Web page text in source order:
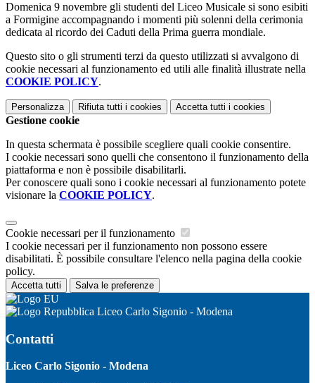
Domenica 9 novembre gli studenti del Liceo Musicale si sono esibiti
a Formigine accompagnando i momenti più solenni della cerimonia
dedicata al ricordo dei Caduti della Prima guerra mondiale.
Questo sito o gli strumenti terzi da questo utilizzati si avvalgono di
cookie necessari al funzionamento ed utili alle finalità illustrate nella
COOKIE POLICY.
Personalizza Rifiuta tutti i cookies Accetta tutti i cookies
Gestione cookie
In questa schermata è possibile scegliere quali cookie consentire.
I cookie necessari sono quelli che consentono il funzionamento della
piattaforma e non è possibile disabilitarli.
Per conoscere quali sono i cookie necessari al funzionamento potete
visionare la COOKIE POLICY.
Cookie necessari per il funzionamento
I cookie necessari per il funzionamento non possono essere
disabilitati. È possibile consultare l'elenco nella pagina della cookie
policy.
Accetta tutti Salva le preferenze
Liceo Carlo Sigonio - Modena
Contatti
Liceo Carlo Sigonio - Modena